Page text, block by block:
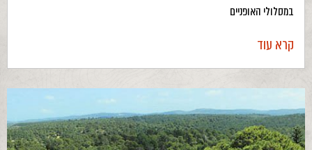
במסלולי האופניים
קרא עוד